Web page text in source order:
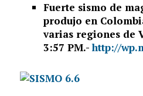
Fuerte sismo de
produjo en
varias regiones de
3:57 PM.-http://